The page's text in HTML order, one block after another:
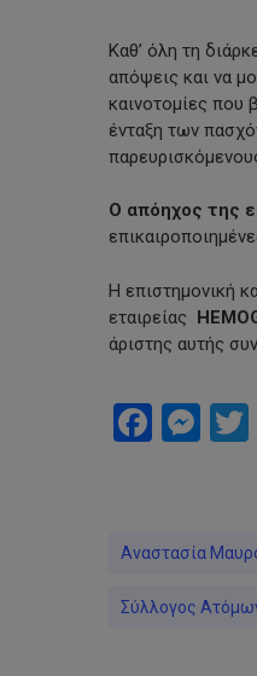
Καθ’ όλη τη
απόψεις και να
καινοτομίες που
ένταξη των
Ο απόηχος της
Η επιστημονική
εταιρείας
άριστης αυτής
Αναστασία
Σύλλογος